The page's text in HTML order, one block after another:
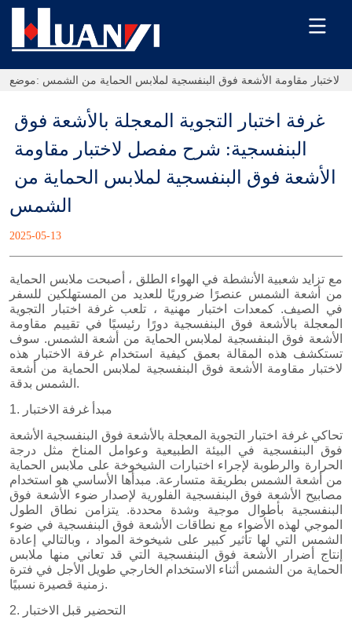
موضع: لاختبار مقاومة الأشعة فوق البنفسجية لملابس الحماية من الشمس
الشمس
2025-05-13